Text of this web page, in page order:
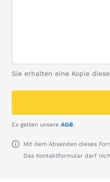
Sie erhalten eine Kopie
Es gelten unsere AGB.
Mit dem Absenden dieses
Das Kontaktformular darf